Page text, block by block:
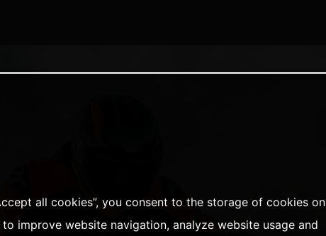
all cookies”, you consent to the storage of cookies on
improve website navigation, analyze website usage and